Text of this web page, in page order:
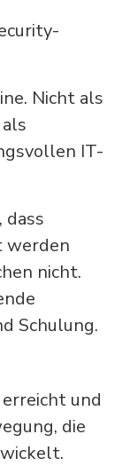
Nicht als
IT-
dass
werden
nicht.
Schulung.
und
die